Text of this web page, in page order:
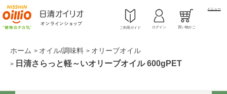
ご利用ガイド ログイン 買い物かご
メニュー
ホーム > オイル/調味料 > オリーブオイル
> 日清さらっと軽～いオリーブオイル 600gPET